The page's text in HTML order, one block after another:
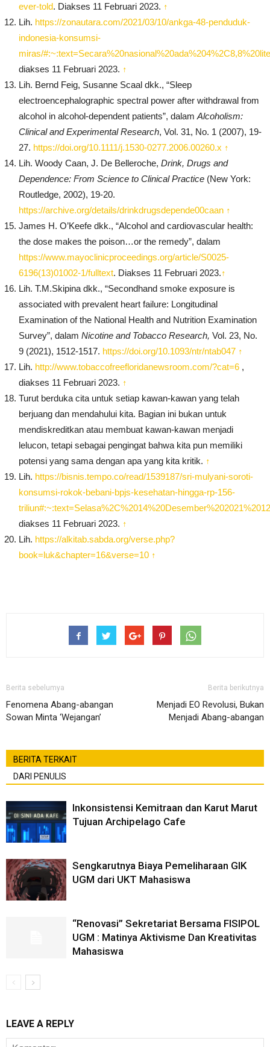
ever-told. Diakses 11 Februari 2023. ↑
Lih. https://zonautara.com/2021/03/10/ankga-48-penduduk-
indonesia-konsumsi-
miras/
diakses 11 Februari 2023. ↑
Lih. Bernd Feig, Susanne Scaal dkk., “Sleep
electroencephalographic spectral power after withdrawal from
alcohol in alcohol-dependent patients”, dalam Alcoholism:
Clinical and Experimental Research, Vol. 31, No. 1 (2007), 19-
27. https://doi.org/10.1111/j.1530-0277.2006.00260.x ↑
Lih. Woody Caan, J. De Belleroche, Drink, Drugs and
Dependence: From Science to Clinical Practice (New York:
Routledge, 2002), 19-20.
https://archive.org/details/drinkdrugsdepende00caan ↑
James H. O’Keefe dkk., “Alcohol and cardiovascular health:
the dose makes the poison…or the remedy”, dalam
https://www.mayoclinicproceedings.org/article/S0025-
6196(13)01002-1/fulltext. Diakses 11 Februari 2023.↑
Lih. T.M.Skipina dkk., “Secondhand smoke exposure is
associated with prevalent heart failure: Longitudinal
Examination of the National Health and Nutrition Examination
Survey”, dalam Nicotine and Tobacco Research, Vol. 23, No.
9 (2021), 1512-1517. https://doi.org/10.1093/ntr/ntab047 ↑
Lih. http://www.tobaccofreefloridanewsroom.com/?cat=6 ,
diakses 11 Februari 2023. ↑
Turut berduka cita untuk setiap kawan-kawan yang telah
berjuang dan mendahului kita. Bagian ini bukan untuk
mendiskreditkan atau membuat kawan-kawan menjadi
lelucon, tetapi sebagai pengingat bahwa kita pun memiliki
potensi yang sama dengan apa yang kita kritik. ↑
Lih. https://bisnis.tempo.co/read/1539187/sri-mulyani-soroti-
konsumsi-rokok-bebani-bpjs-kesehatan-hingga-rp-156-
diakses 11 Februari 2023. ↑
Lih. https://alkitab.sabda.org/verse.php?
book=luk&chapter=16&verse=10 ↑
Berita sebelumya
Fenomena Abang-abangan
Sowan Minta ‘Wejangan’
Berita berikutnya
Menjadi EO Revolusi, Bukan
Menjadi Abang-abangan
BERITA TERKAIT
DARI PENULIS
Inkonsistensi Kemitraan dan Karut Marut
Tujuan Archipelago Cafe
Sengkarutnya Biaya Pemeliharaan GIK
UGM dari UKT Mahasiswa
“Renovasi” Sekretariat Bersama FISIPOL
UGM : Matinya Aktivisme Dan Kreativitas
Mahasiswa
LEAVE A REPLY